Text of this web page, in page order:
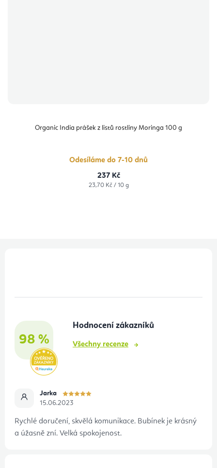
Organic India prášek z listů rostliny Moringa 100 g
Odesíláme do 7-10 dnů
237 Kč
Měrná
23,70 Kč / 10 g
98 %
Hodnocení zákazníků
Všechny recenze
Jarka
15.06.2023
Rychlé doručení, skvělá komunikace. Bubínek je krásný
a úžasně zní. Velká spokojenost.